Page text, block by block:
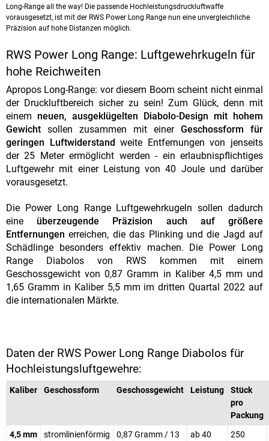
Long-Range all the way! Die passende Hochleistungsdruckluftwaffe
vorausgesetzt, ist mit der RWS Power Long Range nun eine unvergleichliche
Präzision auf hohe Distanzen möglich.
RWS Power Long Range: Luftgewehrkugeln für
hohe Reichweiten
Apropos Long-Range: vor diesem Boom scheint nicht einmal
der Druckluftbereich sicher zu sein! Zum Glück, denn mit
einem neuen, ausgeklügelten Diabolo-Design mit hohem
Gewicht sollen zusammen mit einer Geschossform für
geringen Luftwiderstand weite Entfernungen von jenseits
der 25 Meter ermöglicht werden - ein erlaubnispflichtiges
Luftgewehr mit einer Leistung von 40 Joule und darüber
vorausgesetzt.
Die Power Long Range Luftgewehrkugeln sollen dadurch
eine überzeugende Präzision auch auf größere
Entfernungen erreichen, die das Plinking und die Jagd auf
Schädlinge besonders effektiv machen. Die Power Long
Range Diabolos von RWS kommen mit einem
Geschossgewicht von 0,87 Gramm in Kaliber 4,5 mm und
1,65 Gramm in Kaliber 5,5 mm im dritten Quartal 2022 auf
die internationalen Märkte.
Daten der RWS Power Long Range Diabolos für
Hochleistungsluftgewehre:
Kaliber Geschossform Geschossgewicht Leistung
Stück
pro
Packung
4,5 mm
stromlinienförmig
0,87 Gramm / 13
ab 40
250